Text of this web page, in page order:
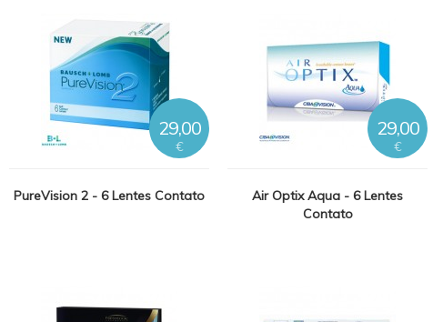
PureVision 2 - 6 Lentes Contato
29,00
€
Air Optix Aqua - 6 Lentes
Contato
29,00
€